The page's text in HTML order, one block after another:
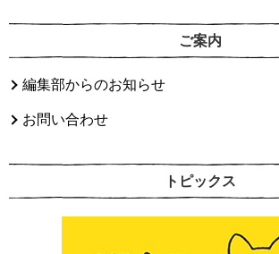
ご案内
編集部からのお知らせ
お問い合わせ
トピックス